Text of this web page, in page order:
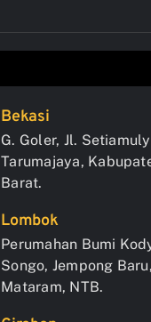
Bekasi
G. Goler, Jl.
Tarumajaya,
Barat.
Lombok
Perumahan Bumi
Songo, Jempong
Mataram, NTB.